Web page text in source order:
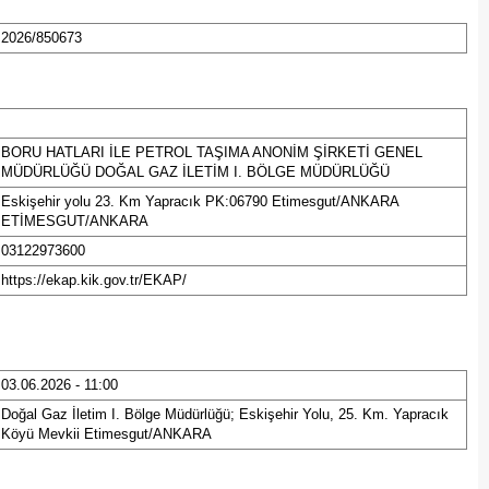
2026/850673
BORU HATLARI İLE PETROL TAŞIMA ANONİM ŞİRKETİ GENEL
MÜDÜRLÜĞÜ DOĞAL GAZ İLETİM I. BÖLGE MÜDÜRLÜĞÜ
Eskişehir yolu 23. Km Yapracık PK:06790 Etimesgut/ANKARA
ETİMESGUT/ANKARA
03122973600
https://ekap.kik.gov.tr/EKAP/
03.06.2026 - 11:00
Doğal Gaz İletim I. Bölge Müdürlüğü; Eskişehir Yolu, 25. Km. Yapracık
Köyü Mevkii Etimesgut/ANKARA